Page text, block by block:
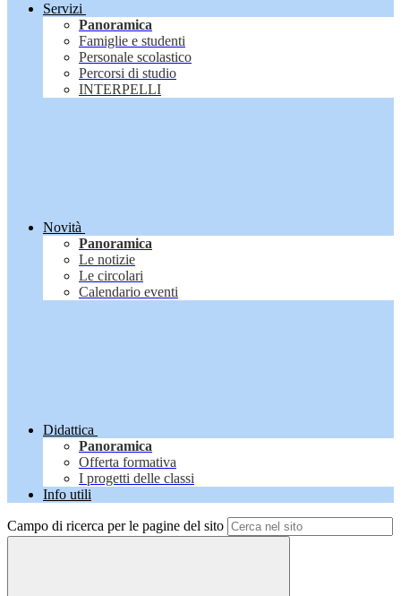
Servizi
Panoramica
Famiglie e studenti
Personale scolastico
Percorsi di studio
INTERPELLI
Novità
Panoramica
Le notizie
Le circolari
Calendario eventi
Didattica
Panoramica
Offerta formativa
I progetti delle classi
Info utili
Campo di ricerca per le pagine del sito